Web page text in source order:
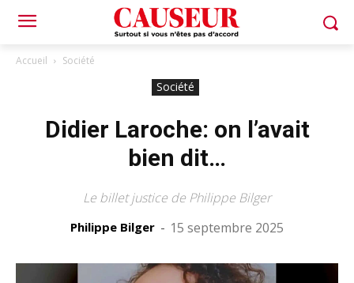
Accueil Société
Société
Didier Laroche: on l’avait
bien dit…
Le billet justice de Philippe Bilger
Philippe Bilger - 15 septembre 2025